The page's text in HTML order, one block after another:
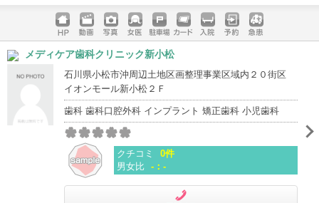
ホームペ
ージ
動画 写真 女医 駐車場
クレジッ
トカード
入院 予約 急患
メディケア歯科クリニック新小松
石川県小松市沖周辺土地区画整理事業区域内２０街区
イオンモール新小松２Ｆ
歯科 歯科口腔外科 インプラント 矯正歯科 小児歯科
クチコミ
0件
男女比 -：-